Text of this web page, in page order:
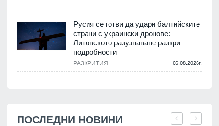
Русия се готви да удари балтийските
страни с украински дронове:
Литовското разузнаване разкри
подробности
РАЗКРИТИЯ 06.08.2026г.
ПОСЛЕДНИ НОВИНИ